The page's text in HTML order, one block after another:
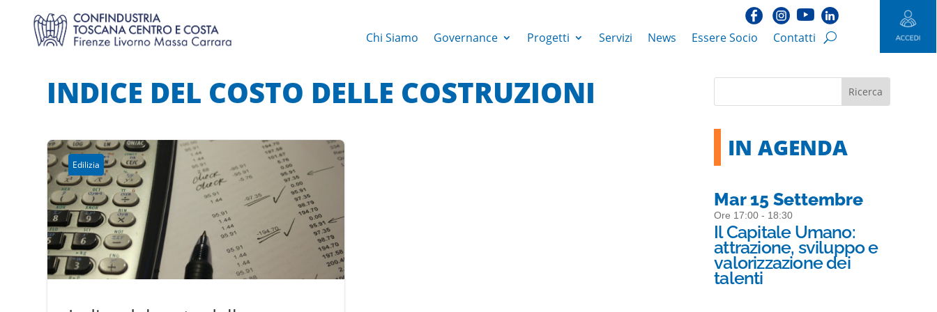
Chi Siamo Governance Progetti Servizi News Essere Socio Contatti
INDICE DEL COSTO DELLE COSTRUZIONI
Edilizia
IN AGENDA
Mar 15 Settembre
Ore 17:00 - 18:30
Il Capitale Umano:
attrazione, sviluppo e
valorizzazione dei
talenti